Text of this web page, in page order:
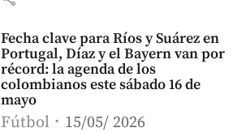
Fecha clave para Ríos y Suárez en
Portugal, Díaz y el Bayern van por
récord: la agenda de los
colombianos este sábado 16 de
mayo
Fútbol 15/05/ 2026